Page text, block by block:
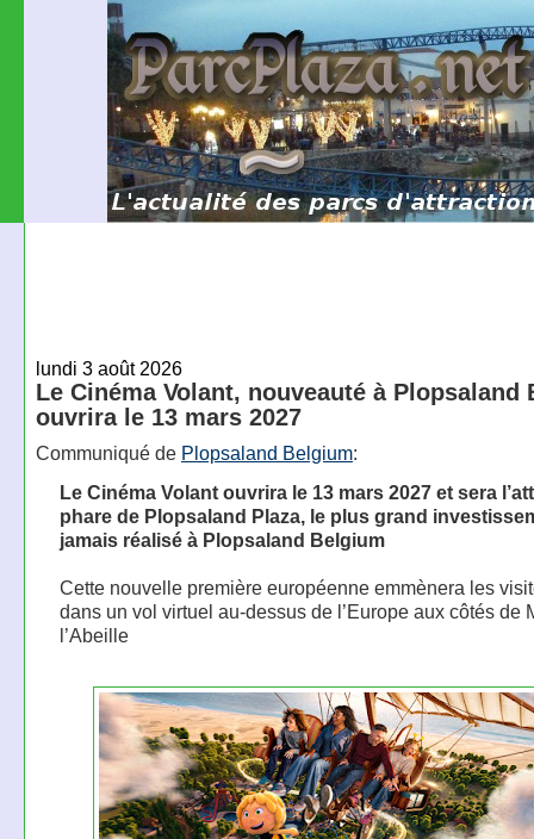
lundi 3 août 2026
Le Cinéma Volant, nouveauté à Plopsaland
ouvrira le 13 mars 2027
Communiqué de Plopsaland Belgium:
Le Cinéma Volant ouvrira le 13 mars 2027 et sera
phare de Plopsaland Plaza, le plus grand
jamais réalisé à Plopsaland Belgium
Cette nouvelle première européenne emmènera les
dans un vol virtuel au-dessus de l’Europe aux côtés de
l’Abeille